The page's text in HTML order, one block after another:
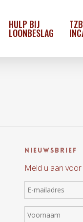
HULP BIJ
LOONBESLAG
TZB
Nieuwsbrief
Meld u aan